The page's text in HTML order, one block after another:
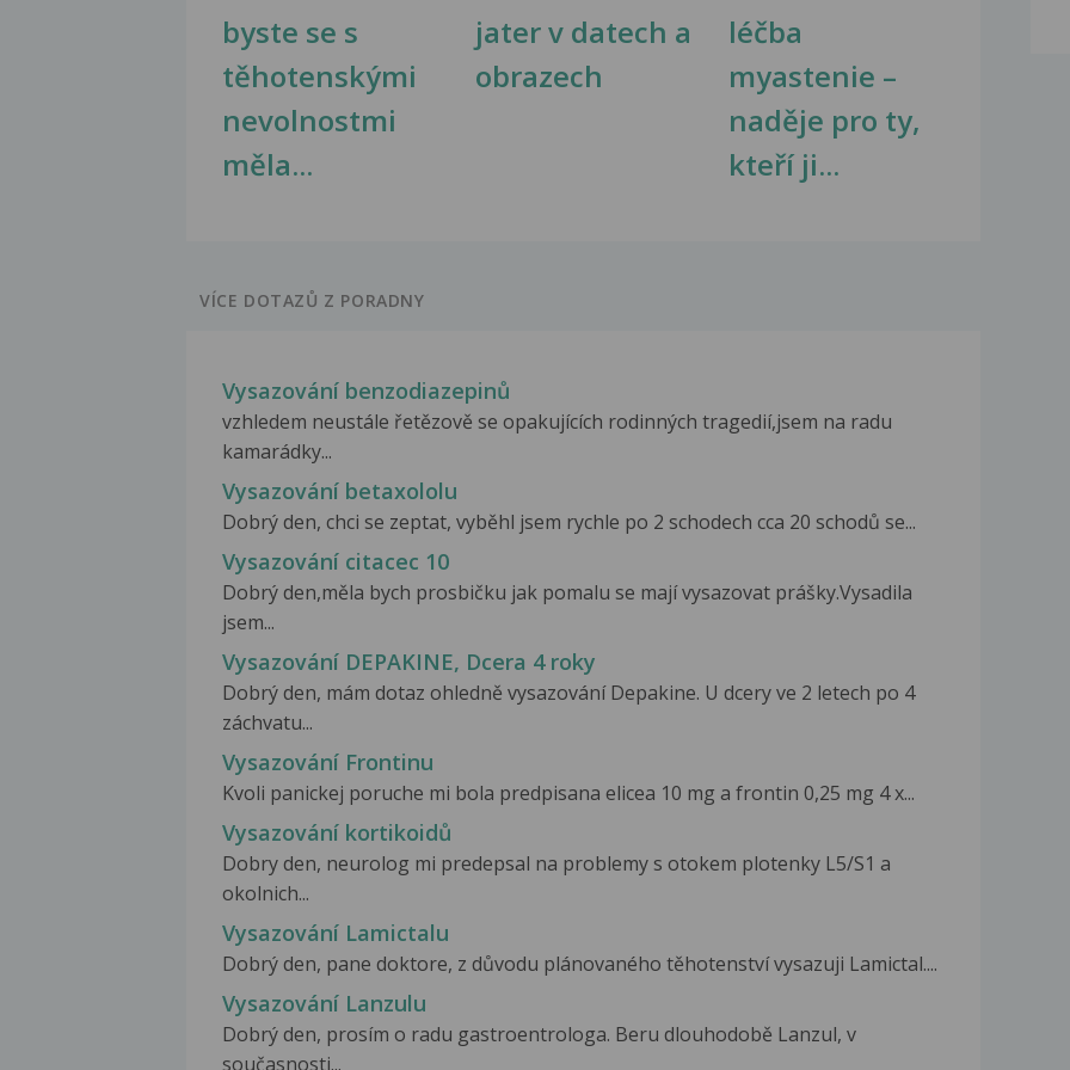
byste se s
těhotenskými
nevolnostmi
měla...
jater v datech a
obrazech
léčba
myastenie –
naděje pro ty,
kteří ji...
VÍCE DOTAZŮ Z PORADNY
Vysazování benzodiazepinů
vzhledem neustále řetězově se opakujících rodinných tragedií,jsem na radu
kamarádky...
Vysazování betaxololu
Dobrý den, chci se zeptat, vyběhl jsem rychle po 2 schodech cca 20 schodů se...
Vysazování citacec 10
Dobrý den,měla bych prosbičku jak pomalu se mají vysazovat prášky.Vysadila
jsem...
Vysazování DEPAKINE, Dcera 4 roky
Dobrý den, mám dotaz ohledně vysazování Depakine. U dcery ve 2 letech po 4
záchvatu...
Vysazování Frontinu
Kvoli panickej poruche mi bola predpisana elicea 10 mg a frontin 0,25 mg 4 x...
Vysazování kortikoidů
Dobry den, neurolog mi predepsal na problemy s otokem plotenky L5/S1 a
okolnich...
Vysazování Lamictalu
Dobrý den, pane doktore, z důvodu plánovaného těhotenství vysazuji Lamictal....
Vysazování Lanzulu
Dobrý den, prosím o radu gastroentrologa. Beru dlouhodobě Lanzul, v
současnosti...